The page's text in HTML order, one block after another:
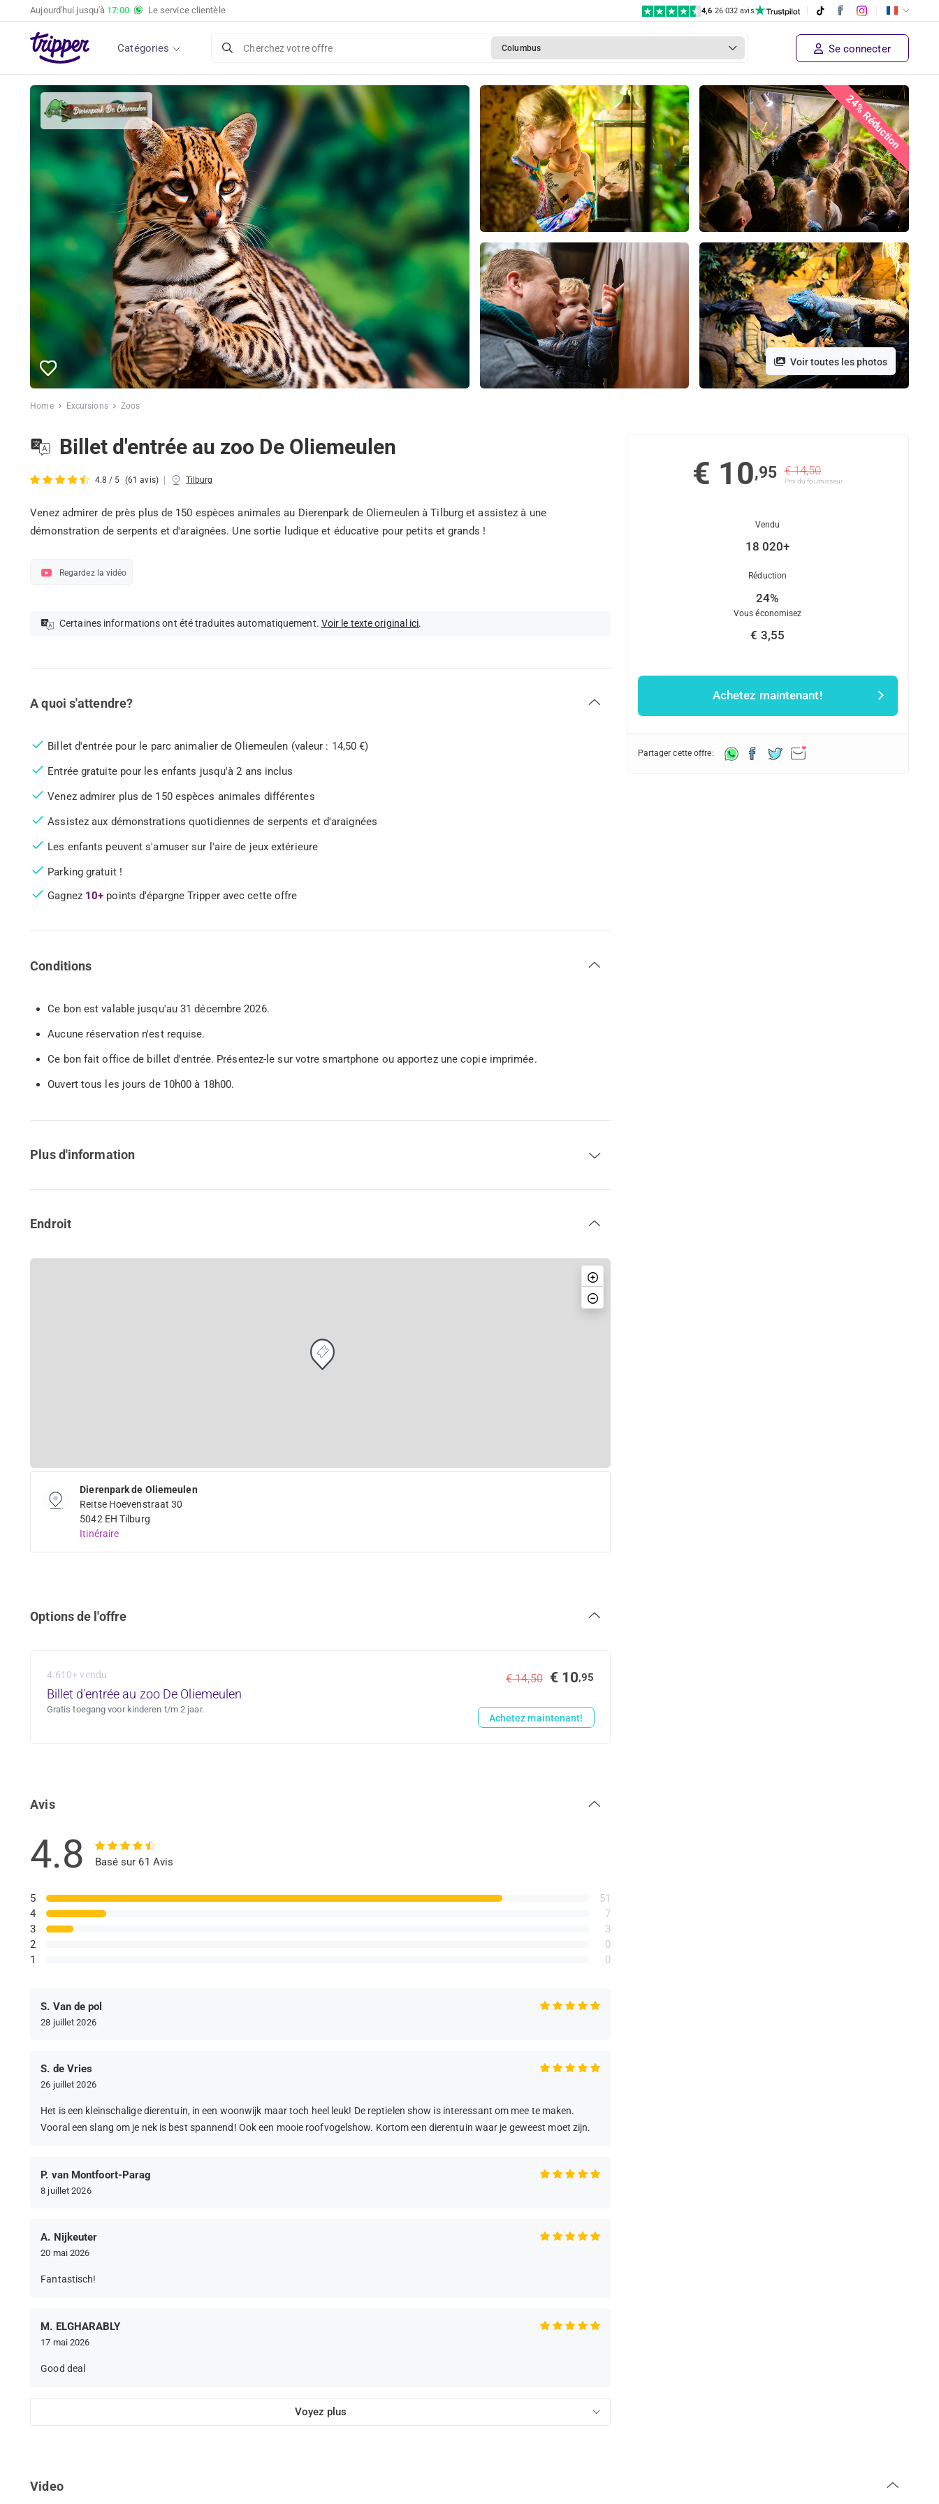
Aujourd'hui jusqu'à 17:00 Le service clientèle 4,6|26 032 avis
Catégories Cherchez votre offre Columbus Se connecter
24% Réduction
Voir toutes les photos
Home Excursions Zoos
Billet d'entrée au zoo De Oliemeulen
4.8 / 5 (61 avis) | Tilburg
Venez admirer de près plus de 150 espèces animales au Dierenpark de Oliemeulen à Tilburg et assistez à une
démonstration de serpents et d'araignées. Une sortie ludique et éducative pour petits et grands !
Regardez la vidéo
Certaines informations ont été traduites automatiquement. Voir le texte original ici.
A quoi s'attendre?
Billet d'entrée pour le parc animalier de Oliemeulen (valeur : 14,50 €)
Entrée gratuite pour les enfants jusqu'à 2 ans inclus
Venez admirer plus de 150 espèces animales différentes
Assistez aux démonstrations quotidiennes de serpents et d'araignées
Les enfants peuvent s'amuser sur l'aire de jeux extérieure
Parking gratuit !
Gagnez 10+ points d'épargne Tripper avec cette offre
Conditions
Ce bon est valable jusqu'au 31 décembre 2026.
Aucune réservation n'est requise.
Ce bon fait office de billet d'entrée. Présentez-le sur votre smartphone ou apportez une copie imprimée.
Ouvert tous les jours de 10h00 à 18h00.
Plus d'information
Endroit
Dierenpark de Oliemeulen
Reitse Hoevenstraat 30
5042 EH Tilburg
Itinéraire
Options de l'offre
4.610+ vendu
Billet d'entrée au zoo De Oliemeulen
Gratis toegang voor kinderen t/m 2 jaar.
€ 14,50 € 10,95
Achetez maintenant!
Avis
4.8 Basé sur 61 Avis
5
4
3
2
1
51
7
3
0
0
S. Van de pol
28 juillet 2026
S. de Vries
26 juillet 2026
Het is een kleinschalige dierentuin, in een woonwijk maar toch heel leuk! De reptielen show is interessant om mee te maken.
Vooral een slang om je nek is best spannend! Ook een mooie roofvogelshow. Kortom een dierentuin waar je geweest moet zijn.
P. van Montfoort-Parag
8 juillet 2026
A. Nijkeuter
20 mai 2026
Fantastisch!
M. ELGHARABLY
17 mai 2026
Good deal
Voyez plus
€ 10,95 € 14,50
Prix ​​du fournisseur
Vendu
18 020+
Réduction
24%
Vous économisez
€ 3,55
Achetez maintenant!
Partager cette offre:
Video